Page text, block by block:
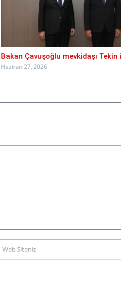
Bakan Çavuşoğlu mevkidaşı
Haziran 27, 2026